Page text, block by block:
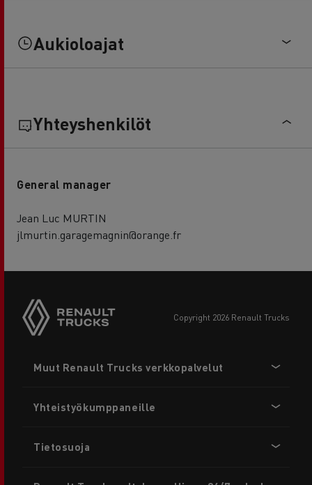
Aukioloajat
Yhteyshenkilöt
General manager
Jean Luc MURTIN
jlmurtin.garagemagnin@orange.fr
copyright 2026 Renault Trucks
menu
Muut Renault Trucks verkkopalvelut
Yhteistyökumppaneille
Tietosuoja